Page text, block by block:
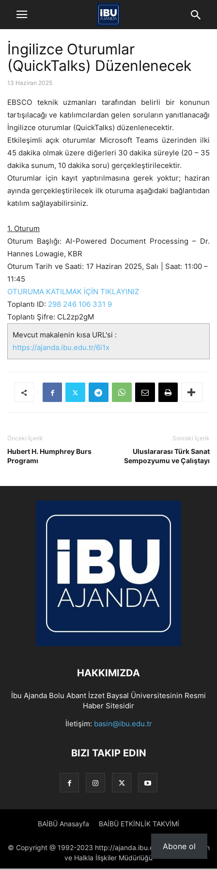
İngilizce Oturumlar
(QuickTalks) Düzenlenecek
13 Haziran 2025
EBSCO teknik uzmanları tarafından belirli bir konunun
tartışılacağı ve katılımcılardan gelen soruların yanıtlanacağı
İngilizce oturumlar (QuickTalks) düzenlenecektir.
Etkileşimli açık oturumlar Microsoft Teams üzerinden ilki
45 dakika olmak üzere diğerleri 30 dakika süreyle (20 – 35
dakika sunum, 10 dakika soru) gerçekleştirilecektir.
Oturumlar için kayıt yaptırılmasına gerek yoktur; haziran
ayında gerçekleştirilecek ilk oturuma aşağıdaki bağlantıdan
katılım sağlayabilirsiniz.
1. Oturum
Oturum Başlığı: AI-Powered Document Processing – Dr.
Hannes Lowagie, KBR
Oturum Tarih ve Saati: 17 Haziran 2025, Salı | Saat: 11:00 –
11:45
OTURUMA KATILMAK İÇİN TIKLAYINIZ
Toplantı ID: 298 246 106 331 9
Toplantı Şifre: CL2zp2gM
Mevcut makalenin kısa URL'si :
https://ajanda.ibu.edu.tr/6i1x
Önceki İçerik
Hubert H. Humphrey Burs
Programı
Sonraki İçerik
Uluslararası Türk Sanat
Sempozyumu ve Çalıştayı
HAKKIMIZDA
İbu Ajanda Bolu Abant İzzet Baysal Üniversitesinin Resmi
Haber Sitesidir
İletişim: basin@ibu.edu.tr
BIZI TAKIP EDIN
BAİBÜ Anasayfa BAİBÜ ETKİNLİK TAKVİMİ
© Copyright @ 1992-2023 http://ajanda.ibu.edu.tr/ Proje: Basın
ve Halkla İlişkiler Müdürlüğü
Abone ol